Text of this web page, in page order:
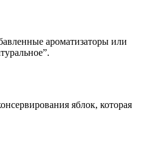
ароматизаторы или
яблок, которая